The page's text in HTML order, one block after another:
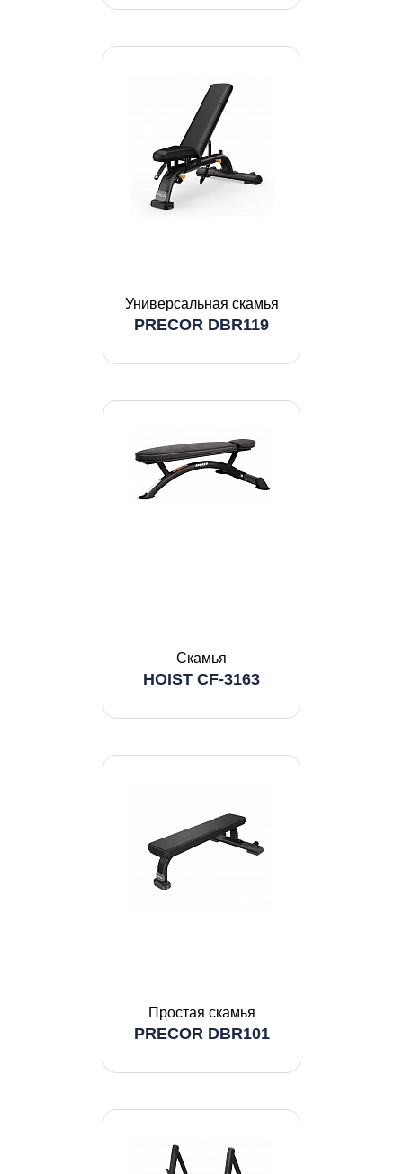
Универсальная скамья
PRECOR DBR119
Скамья
HOIST CF-3163
Простая скамья
PRECOR DBR101